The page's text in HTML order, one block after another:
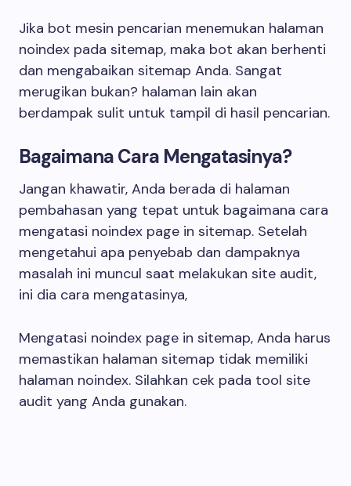
Jika bot mesin pencarian menemukan halaman
noindex pada sitemap, maka bot akan berhenti
dan mengabaikan sitemap Anda. Sangat
merugikan bukan? halaman lain akan
berdampak sulit untuk tampil di hasil pencarian.
Bagaimana Cara Mengatasinya?
Jangan khawatir, Anda berada di halaman
pembahasan yang tepat untuk bagaimana cara
mengatasi noindex page in sitemap. Setelah
mengetahui apa penyebab dan dampaknya
masalah ini muncul saat melakukan site audit,
ini dia cara mengatasinya,
Mengatasi noindex page in sitemap, Anda harus
memastikan halaman sitemap tidak memiliki
halaman noindex. Silahkan cek pada tool site
audit yang Anda gunakan.